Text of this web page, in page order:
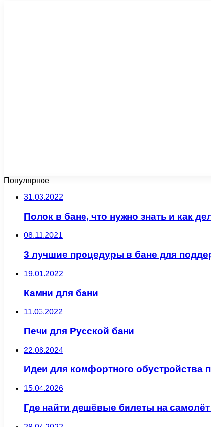
Популярное
31.03.2022
Полок в бане, что нужно знать и как
08.11.2021
3 лучшие процедуры в бане для
19.01.2022
Камни для бани
11.03.2022
Печи для Русской бани
22.08.2024
Идеи для комфортного обустройства
15.04.2026
Где найти дешёвые билеты на